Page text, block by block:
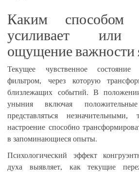
Каким способом
усиливает или
ощущение важности
Текущее чувственное состояние
фильтром, через которую
близлежащих событий. В
уныния включая
представляться
настроение способно
в запоминающиеся опыты.
Психологический эффект
духа выявляет, как текущие